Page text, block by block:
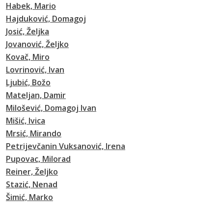
Habek, Mario
Hajduković, Domagoj
Josić, Željka
Jovanović, Željko
Kovač, Miro
Lovrinović, Ivan
Ljubić, Božo
Mateljan, Damir
Milošević, Domagoj Ivan
Mišić, Ivica
Mrsić, Mirando
Petrijevčanin Vuksanović, Irena
Pupovac, Milorad
Reiner, Željko
Stazić, Nenad
Šimić, Marko